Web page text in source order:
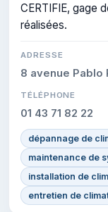
CERTIFIE, gage
réalisées.
ADRESSE
8 avenue Pablo
TÉLÉPHONE
01 43 71 82 22
dépannage de
maintenance de
installation de
entretien de